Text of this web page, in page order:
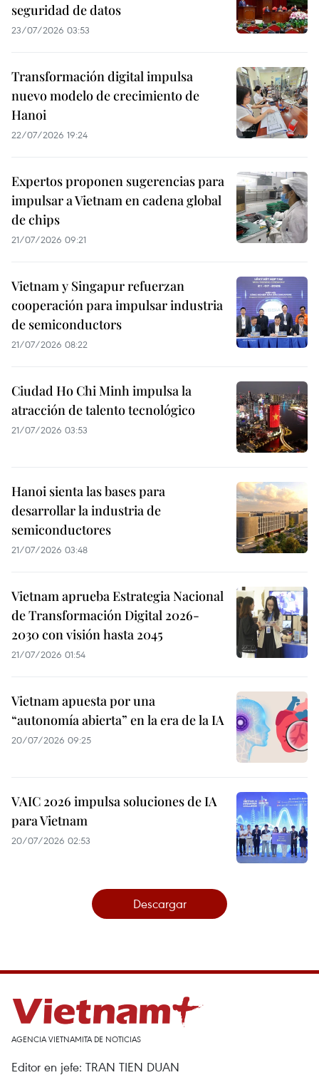
seguridad de datos
23/07/2026 03:53
Transformación digital impulsa
nuevo modelo de crecimiento de
Hanoi
22/07/2026 19:24
Expertos proponen sugerencias para
impulsar a Vietnam en cadena global
de chips
21/07/2026 09:21
Vietnam y Singapur refuerzan
cooperación para impulsar industria
de semiconductors
21/07/2026 08:22
Ciudad Ho Chi Minh impulsa la
atracción de talento tecnológico
21/07/2026 03:53
Hanoi sienta las bases para
desarrollar la industria de
semiconductores
21/07/2026 03:48
Vietnam aprueba Estrategia Nacional
de Transformación Digital 2026-
2030 con visión hasta 2045
21/07/2026 01:54
Vietnam apuesta por una
“autonomía abierta” en la era de la IA
20/07/2026 09:25
VAIC 2026 impulsa soluciones de IA
para Vietnam
20/07/2026 02:53
Descargar
AGENCIA VIETNAMITA DE NOTICIAS
Editor en jefe: TRAN TIEN DUAN